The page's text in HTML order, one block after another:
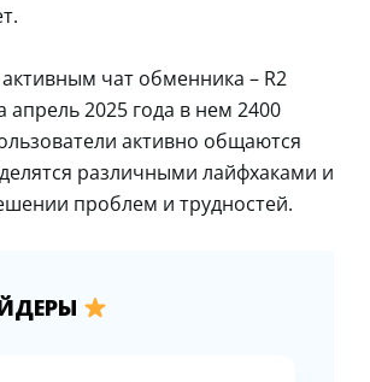
активным чат обменника – R2
апрель 2025 года в нем 2400
активно общаются
различными лайфхаками и
проблем и трудностей.